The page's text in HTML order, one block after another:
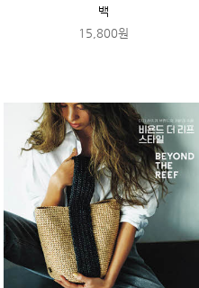
백
15,800원